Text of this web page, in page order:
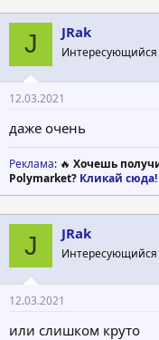
J JRak
Интересующийся
12.03.2021
даже очень
Реклама: 🔥 Хочешь
Polymarket? Кликай сюда!
J JRak
Интересующийся
12.03.2021
или слишком круто